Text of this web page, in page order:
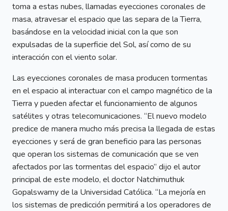
toma a estas nubes, llamadas eyecciones coronales de
masa, atravesar el espacio que las separa de la Tierra,
basándose en la velocidad inicial con la que son
expulsadas de la superficie del Sol, así como de su
interacción con el viento solar.
Las eyecciones coronales de masa producen tormentas
en el espacio al interactuar con el campo magnético de la
Tierra y pueden afectar el funcionamiento de algunos
satélites y otras telecomunicaciones. “El nuevo modelo
predice de manera mucho más precisa la llegada de estas
eyecciones y será de gran beneficio para las personas
que operan los sistemas de comunicación que se ven
afectados por las tormentas del espacio” dijo el autor
principal de este modelo, el doctor Natchimuthuk
Gopalswamy de la Universidad Católica. “La mejoría en
los sistemas de predicción permitirá a los operadores de